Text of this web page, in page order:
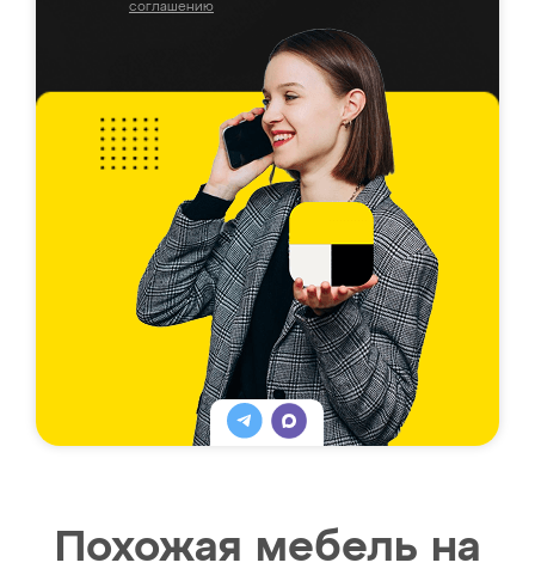
соглашению
Похожая мебель на